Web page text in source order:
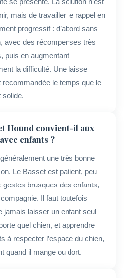
se présente. La solution n’est
mais de travailler le rappel en
progressif : d’abord sans
avec des récompenses très
puis en augmentant
la difficulté. Une laisse
recommandée le temps que le
solide.
Hound convient-il aux
enfants ?
une très bonne
Le Basset est patient, peu
gestes brusques des enfants,
Il faut toutefois
jamais laisser un enfant seul
quel chien, et apprendre
à respecter l’espace du chien,
quand il mange ou dort.